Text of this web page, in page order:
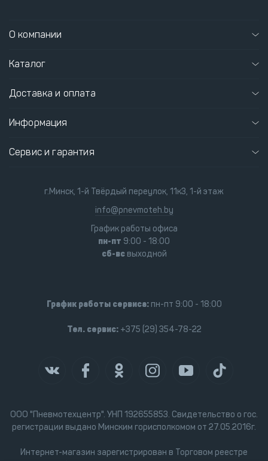
О компании
Каталог
Доставка и оплата
Информация
Сервис и гарантия
ООО "Пневмотехцентр". УНП 192655853. Свидетельство о гос.
регистрации выдано Минским горисполкомом от 27.05.2016г.
Интернет-магазин зарегистрирован в Торговом реестре
г.Минск, 1-й Твёрдый переулок, 11к3, 1-й этаж
info@pnevmoteh.by
График работы офиса
пн-пт 9:00 - 18:00
сб-всвыходной
График работы сервиса:пн-пт 9:00 - 18:00
Тел. сервис:+375 (29) 354-78-22